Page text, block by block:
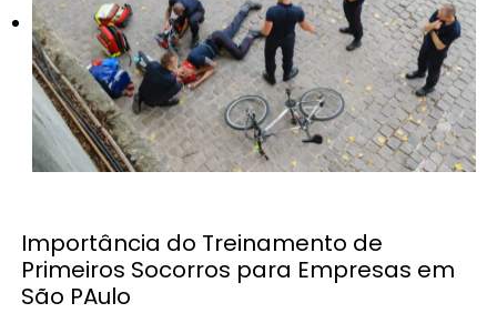
Importância do Treinamento de
Primeiros Socorros para Empresas em
São PAulo